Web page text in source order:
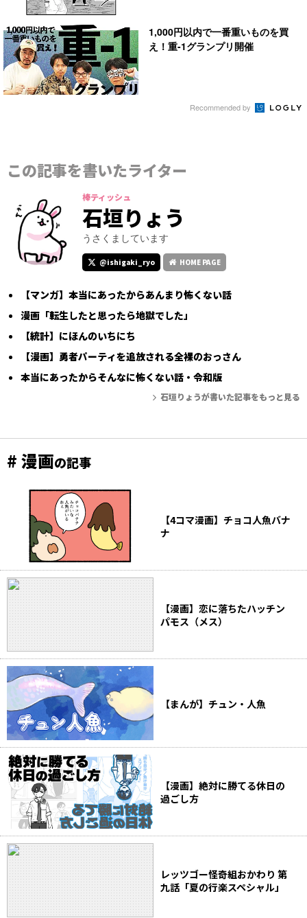
1,000円以内で一番重いものを買
え！重-1グランプリ開催
Recommended by
この記事を書いたライター
棒ティッシュ
石垣りょう
うさくましています
@ishigaki_ryo HOME PAGE
【マンガ】本当にあったからあんまり怖くない話
漫画「転生したと思ったら地獄でした」
【統計】にほんのいちにち
【漫画】勇者パーティを追放される全裸のおっさん
本当にあったからそんなに怖くない話・令和版
石垣りょうが書いた記事をもっと見る
# 漫画の記事
【4コマ漫画】チョコ人魚バナ
ナ
【漫画】恋に落ちたハッチン
パモス（メス）
【まんが】チュン・人魚
【漫画】絶対に勝てる休日の
過ごし方
レッツゴー怪奇組おかわり 第
九話「夏の行楽スペシャル」